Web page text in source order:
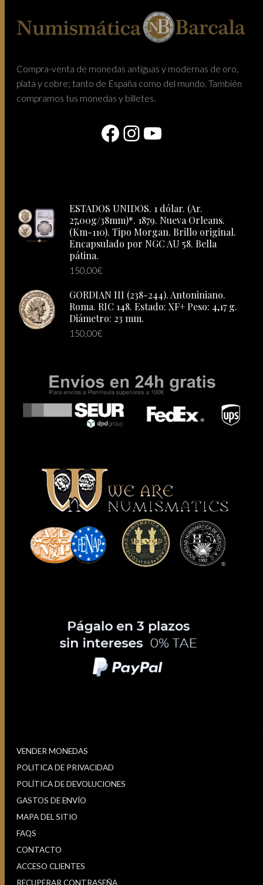
Compra-venta de monedas antiguas y modernas de oro,
plata y cobre; tanto de España como del mundo. También
compramos tus monedas y billetes.
Facebook
Instagram
YouTube
ESTADOS UNIDOS. 1 dólar. (Ar.
27,00g/38mm)*. 1879. Nueva Orleans.
(Km-110). Tipo Morgan. Brillo original.
Encapsulado por NGC AU 58. Bella
pátina.
150,00€
GORDIAN III (238-244). Antoniniano.
Roma. RIC 148. Estado: XF+ Peso: 4,17 g.
Diámetro: 23 mm.
150,00€
VENDER MONEDAS
POLITICA DE PRIVACIDAD
POLÍTICA DE DEVOLUCIONES
GASTOS DE ENVÍO
MAPA DEL SITIO
FAQS
CONTACTO
ACCESO CLIENTES
RECUPERAR CONTRASEÑA